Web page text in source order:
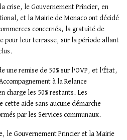
crise, le Gouvernement Princier, en
et la Mairie de Monaco ont décidé
concernés, la gratuité de
pour leur terrasse, sur la période allant
remise de 50% sur l’OVP, et l’État,
à la Relance
charge les 50% restants. Les
aide sans aucune démarche
par les Services communaux.
le Gouvernement Princier et la Mairie